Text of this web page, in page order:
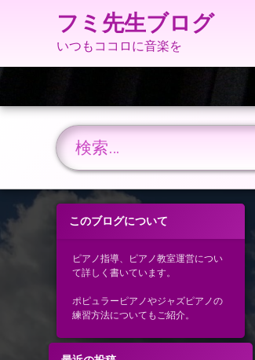
コ
ン
フミ先生ブログ
いつもココロに音楽を
検索:
このブログについて
ピアノ指導、ピアノ教室運営につい
て詳しく書いています。
ポピュラーピアノやジャズピアノの
練習方法についてもご紹介。